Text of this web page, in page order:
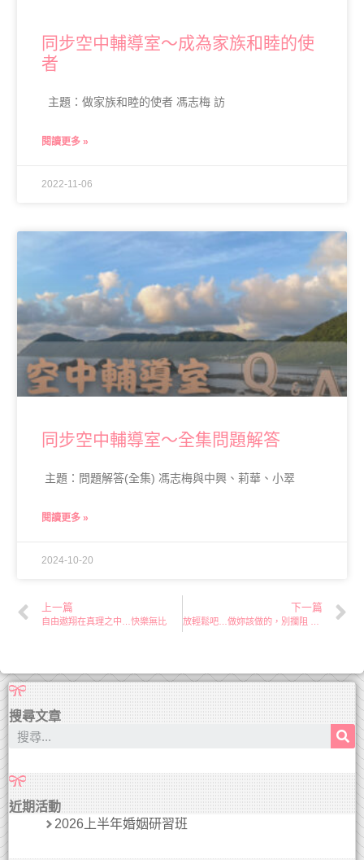
同步空中輔導室～成為家族和睦的使
者
主題：做家族和睦的使者 馮志梅 訪
閱讀更多 »
2022-11-06
同步空中輔導室～全集問題解答
主題：問題解答(全集) 馮志梅與中興、莉華、小翠
閱讀更多 »
2024-10-20
上一篇
自由遨翔在真理之中…快樂無比
下一篇
搜尋文章
近期活動
2026上半年婚姻研習班